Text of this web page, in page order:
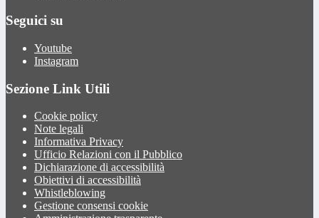
Seguici su
Youtube
Instagram
Sezione Link Utili
Cookie policy
Note legali
Informativa Privacy
Ufficio Relazioni con il Pubblico
Dichiarazione di accessibilità
Obiettivi di accessibilità
Whistleblowing
Gestione consensi cookie